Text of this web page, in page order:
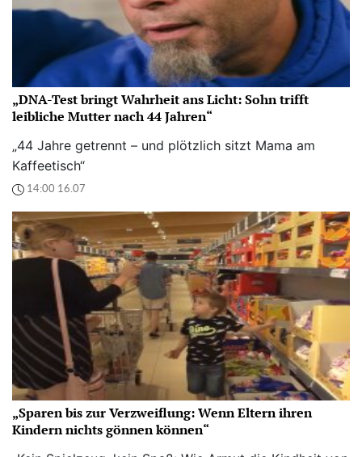
„DNA-Test bringt Wahrheit ans Licht: Sohn trifft
leibliche Mutter nach 44 Jahren“
„44 Jahre getrennt – und plötzlich sitzt Mama am
Kaffeetisch“
14:00 16.07
„Sparen bis zur Verzweiflung: Wenn Eltern ihren
Kindern nichts gönnen können“